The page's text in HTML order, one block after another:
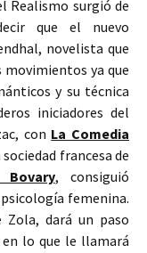
Realismo surgió de
que el nuevo
novelista que
ya que
y su técnica
iniciadores del
con La Comedia
francesa de
Bovary, consiguió
femenina.
dará un paso
lo que le llamará